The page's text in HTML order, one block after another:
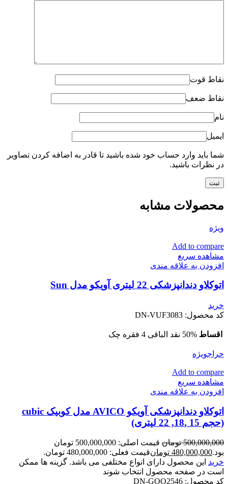
نقاط قوت
نقاط ضعف
نام
ایمیل
شما باید وارد حساب خود شده باشید تا قادر به اضافه کردن تصاویر
در نظرات باشید.
محصولات مشابه
ویژه
Add to compare
مشاهده سریع
افزودن به علاقه مندی
اتوکلاو دندانپزشکی 22 لیتری آویکو مدل Sun
خرید
کد محصول: DN-VUF3083
اقساط 50% نقد الباقی 4 فقره چک
حراجویژه
Add to compare
مشاهده سریع
افزودن به علاقه مندی
اتوکلاو دندانپزشکی آویکو AVICO مدل کوبیک cubic
(حجم 15 ,18, 22 لیتری)
500,000,000 تومان
قیمت اصلی: 500,000,000 تومان
بود.480,000,000 تومانقیمت فعلی: 480,000,000 تومان.
خرید این محصول دارای انواع مختلفی می باشد. گزینه ها ممکن
است در صفحه محصول انتخاب شوند
کد محصول: DN-GOQ2546